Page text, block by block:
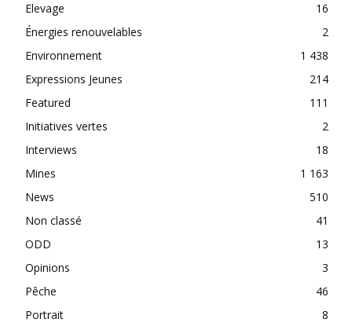
Elevage
16
Énergies renouvelables
2
Environnement
1 438
Expressions Jeunes
214
Featured
111
Initiatives vertes
2
Interviews
18
Mines
1 163
News
510
Non classé
41
ODD
13
Opinions
3
Pêche
46
Portrait
8